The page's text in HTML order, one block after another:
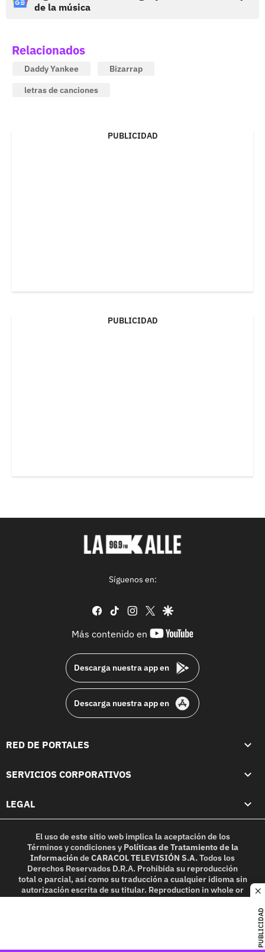
PUBLICIDAD
de la música
Relacionados
Daddy Yankee
Bizarrap
letras de canciones
PUBLICIDAD
PUBLICIDAD
Síguenos en:
facebook
tiktok instagram
twittergoogle
Más contenido en
youtube-
Descarga nuestra app en
Descarga nuestra app en
RED DE PORTALES
SERVICIOS CORPORATIVOS
LEGAL
El uso de este sitio web implica la aceptación de los
Términos y condicionesy Políticas de Tratamiento de la
InformacióndeCARACOL TELEVISIÓN S.A.Todos los
Derechos Reservados D.R.A. Prohibida su reproducción
total o parcial, así como su traducción a cualquier idioma sin
autorización escrita de su titular. Reproduction in whole or